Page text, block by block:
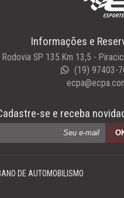
Informações e
Rodovia SP 135 Km 13,5 -
(19) 97403-
se e receba
DE AUTOMOBILISMO